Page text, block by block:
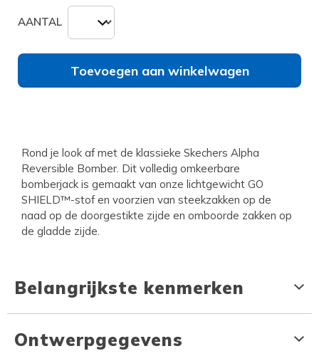
AANTAL
Toevoegen aan winkelwagen
Rond je look af met de klassieke Skechers Alpha
Reversible Bomber. Dit volledig omkeerbare
bomberjack is gemaakt van onze lichtgewicht GO
SHIELD™-stof en voorzien van steekzakken op de
naad op de doorgestikte zijde en omboorde zakken op
de gladde zijde.
Belangrijkste kenmerken
Ontwerpgegevens